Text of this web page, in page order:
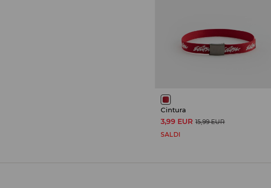
Cintura
3,99 EUR 15,99 EUR
SALDI